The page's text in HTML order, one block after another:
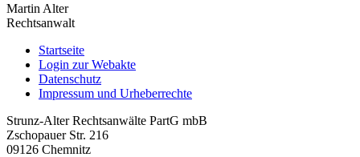
Martin Alter
Rechtsanwalt
Startseite
Login zur Webakte
Datenschutz
Impressum und Urheberrechte
Strunz-Alter Rechtsanwälte PartG mbB
Zschopauer Str. 216
09126 Chemnitz